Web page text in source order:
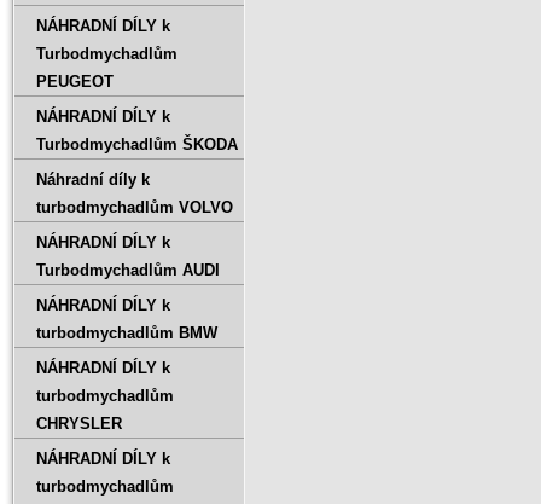
NÁHRADNÍ DÍLY k
Turbodmychadlům
PEUGEOT
NÁHRADNÍ DÍLY k
Turbodmychadlům ŠKODA
Náhradní díly k
turbodmychadlům VOLVO
NÁHRADNÍ DÍLY k
Turbodmychadlům AUDI
NÁHRADNÍ DÍLY k
turbodmychadlům BMW
NÁHRADNÍ DÍLY k
turbodmychadlům
CHRYSLER
NÁHRADNÍ DÍLY k
turbodmychadlům